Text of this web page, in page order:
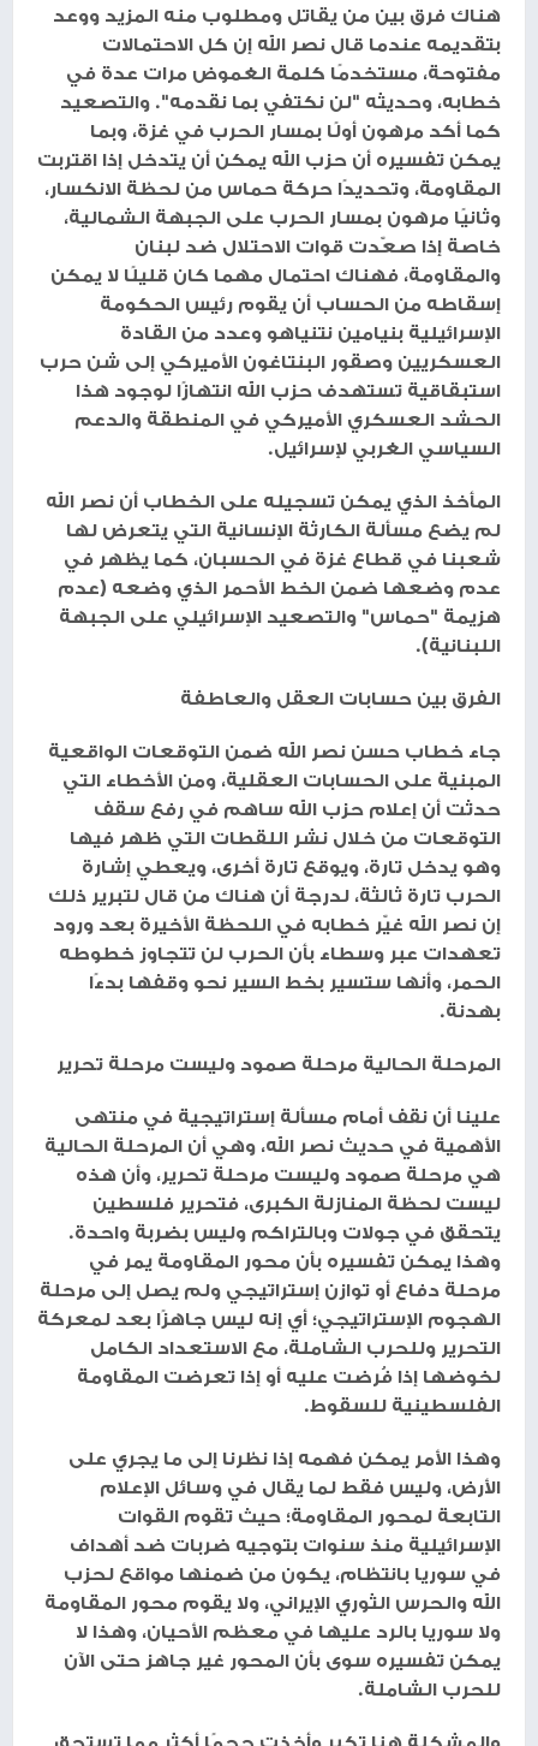
هناك فرق بين من يقاتل ومطلوب منه المزيد ووعد
بتقديمه عندما قال نصر الله إن كل الاحتمالات
مفتوحة، مستخدمًا كلمة الغموض مرات عدة في
خطابه، وحديثه "لن نكتفي بما نقدمه". والتصعيد
كما أكد مرهون أولًا بمسار الحرب في غزة، وبما
يمكن تفسيره أن حزب الله يمكن أن يتدخل إذا اقتربت
المقاومة، وتحديدًا حركة حماس من لحظة الانكسار،
وثانيًا مرهون بمسار الحرب على الجبهة الشمالية،
خاصة إذا صعّدت قوات الاحتلال ضد لبنان
والمقاومة، فهناك احتمال مهما كان قليلًا لا يمكن
إسقاطه من الحساب أن يقوم رئيس الحكومة
الإسرائيلية بنيامين نتنياهو وعدد من القادة
العسكريين وصقور البنتاغون الأميركي إلى شن حرب
استبقاقية تستهدف حزب الله انتهازًا لوجود هذا
الحشد العسكري الأميركي في المنطقة والدعم
السياسي الغربي لإسرائيل.
المأخذ الذي يمكن تسجيله على الخطاب أن نصر الله
لم يضع مسألة الكارثة الإنسانية التي يتعرض لها
شعبنا في قطاع غزة في الحسبان، كما يظهر في
عدم وضعها ضمن الخط الأحمر الذي وضعه (عدم
هزيمة "حماس" والتصعيد الإسرائيلي على الجبهة
اللبنانية).
الفرق بين حسابات العقل والعاطفة
جاء خطاب حسن نصر الله ضمن التوقعات الواقعية
المبنية على الحسابات العقلية، ومن الأخطاء التي
حدثت أن إعلام حزب الله ساهم في رفع سقف
التوقعات من خلال نشر اللقطات التي ظهر فيها
وهو يدخل تارة، ويوقع تارة أخرى، ويعطي إشارة
الحرب تارة ثالثة، لدرجة أن هناك من قال لتبرير ذلك
إن نصر الله غيّر خطابه في اللحظة الأخيرة بعد ورود
تعهدات عبر وسطاء بأن الحرب لن تتجاوز خطوطه
الحمر، وأنها ستسير بخط السير نحو وقفها بدءًا
بهدنة.
المرحلة الحالية مرحلة صمود وليست مرحلة تحرير
علينا أن نقف أمام مسألة إستراتيجية في منتهى
الأهمية في حديث نصر الله، وهي أن المرحلة الحالية
هي مرحلة صمود وليست مرحلة تحرير، وأن هذه
ليست لحظة المنازلة الكبرى، فتحرير فلسطين
يتحقق في جولات وبالتراكم وليس بضربة واحدة.
وهذا يمكن تفسيره بأن محور المقاومة يمر في
مرحلة دفاع أو توازن إستراتيجي ولم يصل إلى مرحلة
الهجوم الإستراتيجي؛ أي إنه ليس جاهزًا بعد لمعركة
التحرير وللحرب الشاملة، مع الاستعداد الكامل
لخوضها إذا فُرضت عليه أو إذا تعرضت المقاومة
الفلسطينية للسقوط.
وهذا الأمر يمكن فهمه إذا نظرنا إلى ما يجري على
الأرض، وليس فقط لما يقال في وسائل الإعلام
التابعة لمحور المقاومة؛ حيث تقوم القوات
الإسرائيلية منذ سنوات بتوجيه ضربات ضد أهداف
في سوريا بانتظام، يكون من ضمنها مواقع لحزب
الله والحرس الثوري الإيراني، ولا يقوم محور المقاومة
ولا سوريا بالرد عليها في معظم الأحيان، وهذا لا
يمكن تفسيره سوى بأن المحور غير جاهز حتى الآن
للحرب الشاملة.